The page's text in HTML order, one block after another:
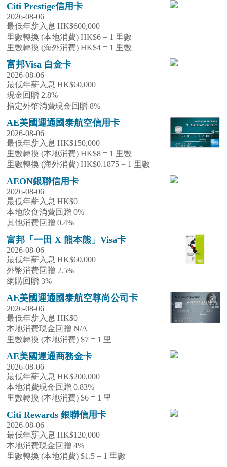
Citi Prestige信用卡
2026-08-06
最低年薪入息 HK$600,000
里數轉換 (本地消費) HK$6 = 1 里數
里數轉換 (海外消費) HK$4 = 1 里數
富邦Visa 白金卡
2026-08-06
最低年薪入息 HK$60,000
現金回贈 2.8%
指定外幣消費現金回贈 8%
AE美國運通國泰航空信用卡
2026-08-06
最低年薪入息 HK$150,000
里數轉換 (本地消費) HK$8 = 1 里數
里數轉換 (海外消費) HK$0.1875 = 1 里數
AEON銀聯信用卡
2026-08-06
最低年薪入息 HK$0
本地飲食消費回贈 0%
其他消費回贈 0.4%
富邦「一田 X 熊本熊」Visa卡
2026-08-06
最低年薪入息 HK$60,000
外幣消費回贈 2.5%
網購回贈 3%
AE美國運通國泰航空尊尚公司卡
2026-08-06
最低年薪入息 HK$0
本地消費現金回贈 N/A
里數轉換 (本地消費) $7 = 1 里
AE美國運通商務金卡
2026-08-06
最低年薪入息 HK$200,000
本地消費現金回贈 0.83%
里數轉換 (本地消費) $6 = 1 里
Citi Rewards 銀聯信用卡
2026-08-06
最低年薪入息 HK$120,000
本地消費現金回贈 4%
里數轉換 (本地消費) $1.5 = 1 里數